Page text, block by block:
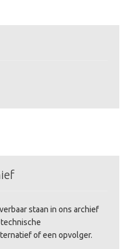
staan in ons archief
of een opvolger.